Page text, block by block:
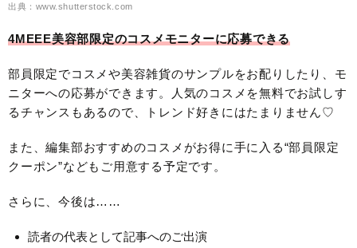
出典：www.shutterstock.com
4MEEE美容部限定のコスメモニターに応募できる
部員限定でコスメや美容雑貨のサンプルをお配りしたり、モ
ニターへの応募ができます。人気のコスメを無料でお試しす
るチャンスもあるので、トレンド好きにはたまりません♡
また、編集部おすすめのコスメがお得に手に入る“部員限定
クーポン”などもご用意する予定です。
さらに、今後は……
読者の代表として記事へのご出演